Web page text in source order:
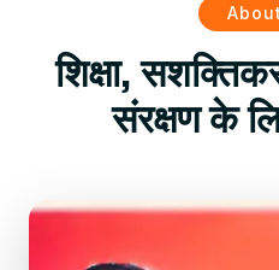
शिक्षा,
संरक्षण के